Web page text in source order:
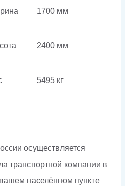
1700 мм
2400 мм
5495 кг
осуществляется
транспортной компании в
населённом пункте